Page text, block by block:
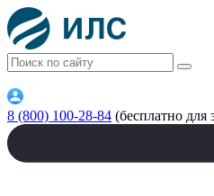
8 (800) 100-28-84 (бесплатно